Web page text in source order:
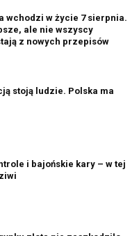
wchodzi w życie 7 sierpnia.
ale nie wszyscy
z nowych przepisów
stoją ludzie. Polska ma
i bajońskie kary – w tej